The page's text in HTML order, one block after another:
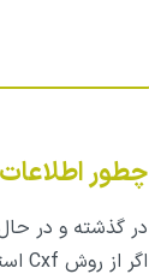
چطور اطلاعات
اگر از روش Cxf استفاده کنیم می توانیم اطلاعات بیشتری را انتفال دهیم .